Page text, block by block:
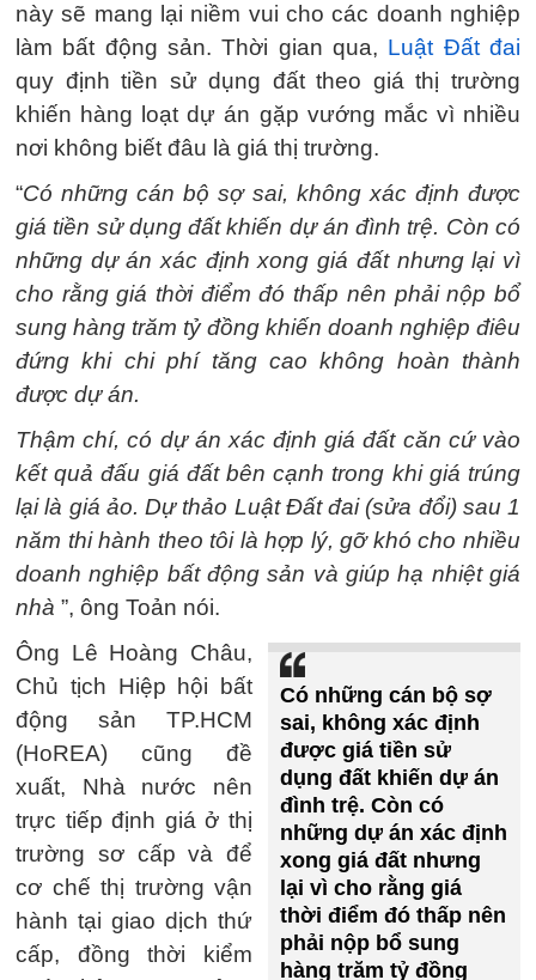
này sẽ mang lại niềm vui cho các doanh nghiệp
làm bất động sản. Thời gian qua, Luật Đất đai
quy định tiền sử dụng đất theo giá thị trường
khiến hàng loạt dự án gặp vướng mắc vì nhiều
nơi không biết đâu là giá thị trường.
“Có những cán bộ sợ sai, không xác định được
giá tiền sử dụng đất khiến dự án đình trệ. Còn có
những dự án xác định xong giá đất nhưng lại vì
cho rằng giá thời điểm đó thấp nên phải nộp bổ
sung hàng trăm tỷ đồng khiến doanh nghiệp điêu
đứng khi chi phí tăng cao không hoàn thành
được dự án.
Thậm chí, có dự án xác định giá đất căn cứ vào
kết quả đấu giá đất bên cạnh trong khi giá trúng
lại là giá ảo. Dự thảo Luật Đất đai (sửa đổi) sau 1
năm thi hành theo tôi là hợp lý, gỡ khó cho nhiều
doanh nghiệp bất động sản và giúp hạ nhiệt giá
nhà ”, ông Toản nói.
Có những cán bộ sợ
sai, không xác định
được giá tiền sử
dụng đất khiến dự án
đình trệ. Còn có
những dự án xác định
xong giá đất nhưng
lại vì cho rằng giá
thời điểm đó thấp nên
phải nộp bổ sung
hàng trăm tỷ đồng
Ông Lê Hoàng Châu,
Chủ tịch Hiệp hội bất
động sản TP.HCM
(HoREA) cũng đề
xuất, Nhà nước nên
trực tiếp định giá ở thị
trường sơ cấp và để
cơ chế thị trường vận
hành tại giao dịch thứ
cấp, đồng thời kiểm